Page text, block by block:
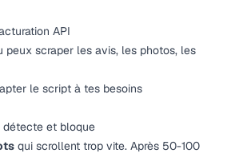
API
scraper les avis, les photos, les
le script à tes besoins
détecte et bloque
qui scrollent trop vite. Après 50-100